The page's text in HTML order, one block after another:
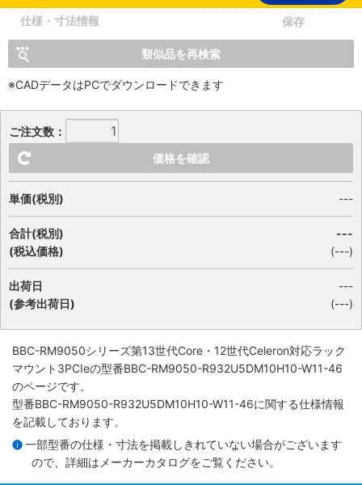
仕様・寸法情報 保存
類似品を再検索
※CADデータはPCでダウンロードできます
ご注文数：
価格を確認
単価(税別) ---
合計(税別)
(税込価格)
---
(---)
出荷日
(参考出荷日)
---
(---)
BBC-RM9050シリーズ第13世代Core・12世代Celeron対応ラック
マウント3PCIeの型番BBC-RM9050-R932U5DM10H10-W11-46
のページです。
型番BBC-RM9050-R932U5DM10H10-W11-46に関する仕様情報
を記載しております。
一部型番の仕様・寸法を掲載しきれていない場合がございます
ので、詳細は メーカーカタログをご覧ください。